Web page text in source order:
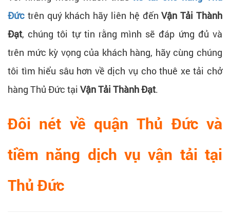
Đức trên quý khách hãy liên hệ đếnVận Tải Thành
Đạt, chúng tôi tự tin rằng mình sẽ đáp ứng đủ và
trên mức kỳ vọng của khách hàng, hãy cùng chúng
tôi tìm hiểu sâu hơn về dịch vụ cho thuê xe tải chở
hàng Thủ Đức tại Vận Tải Thành Đạt.
Đôi nét về quận Thủ Đức và
tiềm năng dịch vụ vận tải tại
Thủ Đức